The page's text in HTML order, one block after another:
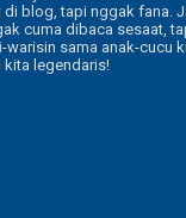
blog, tapi nggak fana.
cuma dibaca sesaat,
warisin sama anak-cucu
kita legendaris!